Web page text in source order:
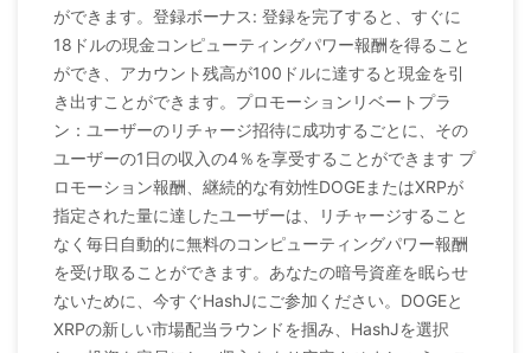
ができます。登録ボーナス: 登録を完了すると、すぐに
18ドルの現金コンピューティングパワー報酬を得ること
ができ、アカウント残高が100ドルに達すると現金を引
き出すことができます。プロモーションリベートプラ
ン：ユーザーのリチャージ招待に成功するごとに、その
ユーザーの1日の収入の4％を享受することができます プ
ロモーション報酬、継続的な有効性DOGEまたはXRPが
指定された量に達したユーザーは、リチャージすること
なく毎日自動的に無料のコンピューティングパワー報酬
を受け取ることができます。あなたの暗号資産を眠らせ
ないために、今すぐHashJにご参加ください。DOGEと
XRPの新しい市場配当ラウンドを掴み、HashJを選択